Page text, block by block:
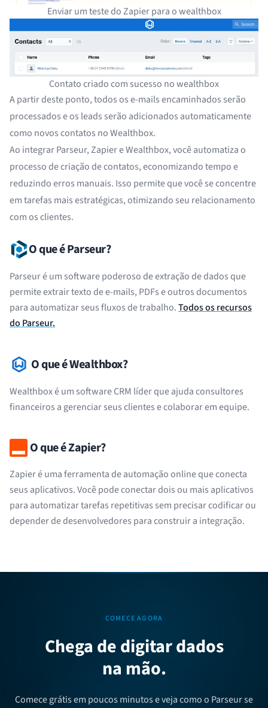
Enviar um teste do Zapier para o wealthbox
Contato criado com sucesso no wealthbox
A partir deste ponto, todos os e-mails encaminhados serão
processados e os leads serão adicionados automaticamente
como novos contatos no Wealthbox.
Ao integrar Parseur, Zapier e Wealthbox, você automatiza o
processo de criação de contatos, economizando tempo e
reduzindo erros manuais. Isso permite que você se concentre
em tarefas mais estratégicas, otimizando seu relacionamento
com os clientes.
O que é Parseur?
Parseur é um software poderoso de extração de dados que
permite extrair texto de e-mails, PDFs e outros documentos
para automatizar seus fluxos de trabalho.Todos os recursos
do Parseur.
O que é Wealthbox?
Wealthbox é um software CRM líder que ajuda consultores
financeiros a gerenciar seus clientes e colaborar em equipe.
O que é Zapier?
Zapier é uma ferramenta de automação online que conecta
seus aplicativos. Você pode conectar dois ou mais aplicativos
para automatizar tarefas repetitivas sem precisar codificar ou
depender de desenvolvedores para construir a integração.
COMECE AGORA
Chega de digitar dados
na mão.
Comece grátis em poucos minutos e veja como o Parseur se